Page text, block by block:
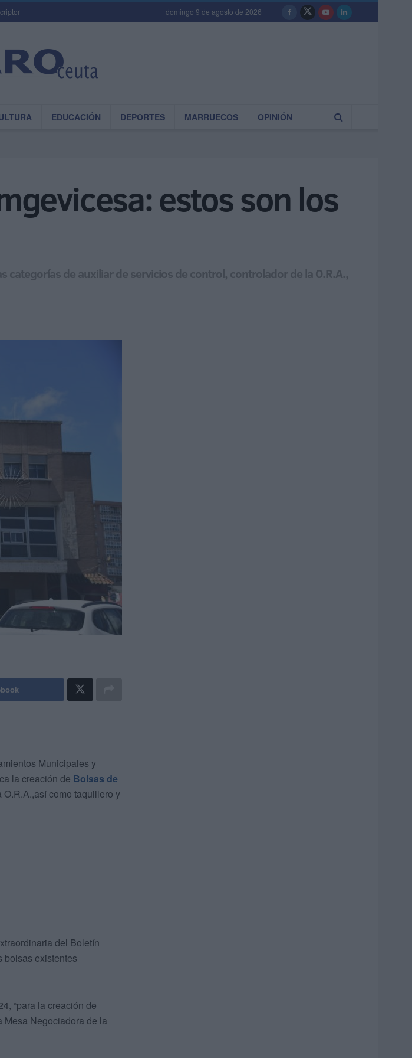
domingo 9 de agosto de 2026
EDUCACIÓN DEPORTES MARRUECOS OPINIÓN
estos son los
categorías de auxiliar de servicios de control, controlador de la O.R.A.,
Municipales y
la creación de Bolsas de
como taquillero y
del Boletín
bolsas existentes
“para la creación de
Mesa Negociadora de la